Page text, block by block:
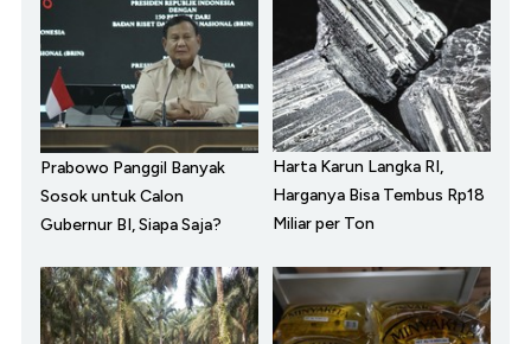
Prabowo Panggil Banyak
Sosok untuk Calon
Gubernur BI, Siapa Saja?
Harta Karun Langka RI,
Harganya Bisa Tembus Rp18
Miliar per Ton